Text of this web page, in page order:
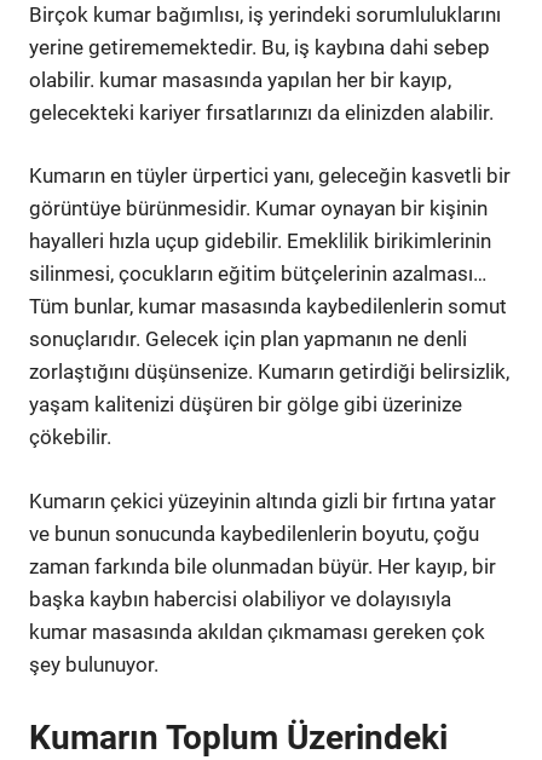
Birçok kumar bağımlısı, iş yerindeki sorumluluklarını
yerine getirememektedir. Bu, iş kaybına dahi sebep
olabilir. kumar masasında yapılan her bir kayıp,
gelecekteki kariyer fırsatlarınızı da elinizden alabilir.
Kumarın en tüyler ürpertici yanı, geleceğin kasvetli bir
görüntüye bürünmesidir. Kumar oynayan bir kişinin
hayalleri hızla uçup gidebilir. Emeklilik birikimlerinin
silinmesi, çocukların eğitim bütçelerinin azalması…
Tüm bunlar, kumar masasında kaybedilenlerin somut
sonuçlarıdır. Gelecek için plan yapmanın ne denli
zorlaştığını düşünsenize. Kumarın getirdiği belirsizlik,
yaşam kalitenizi düşüren bir gölge gibi üzerinize
çökebilir.
Kumarın çekici yüzeyinin altında gizli bir fırtına yatar
ve bunun sonucunda kaybedilenlerin boyutu, çoğu
zaman farkında bile olunmadan büyür. Her kayıp, bir
başka kaybın habercisi olabiliyor ve dolayısıyla
kumar masasında akıldan çıkmaması gereken çok
şey bulunuyor.
Kumarın Toplum Üzerindeki